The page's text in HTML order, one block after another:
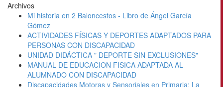
Archivos
Mi historia en 2 Baloncestos - Libro de Ángel García
Gómez
ACTIVIDADES FÍSICAS Y DEPORTES ADAPTADOS PARA
PERSONAS CON DISCAPACIDAD
UNIDAD DIDÁCTICA " DEPORTE SIN EXCLUSIONES"
MANUAL DE EDUCACION FISICA ADAPTADA AL
ALUMNADO CON DISCAPACIDAD
Discapacidades Motoras y Sensoriales en Primaria: La